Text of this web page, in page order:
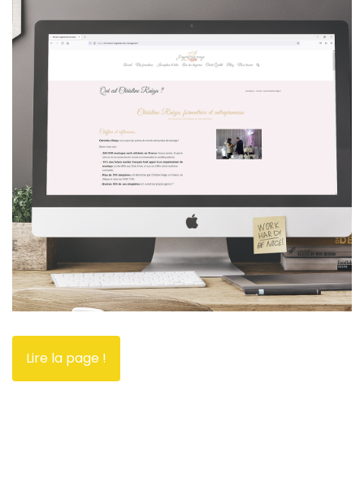
Lire la page !